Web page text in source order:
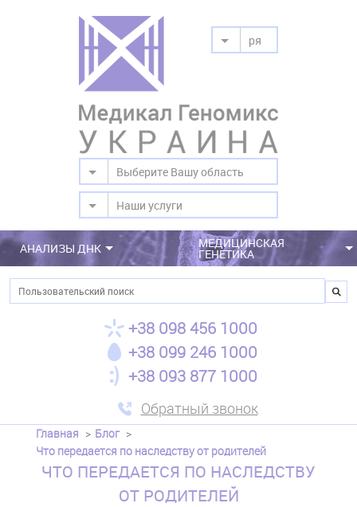
ря
Выберите Вашу область
Наши услуги
АНАЛИЗЫ ДНК МЕДИЦИНСКАЯ
ГЕНЕТИКА
Поиск
+38 098 456 1000
+38 099 246 1000
+38 093 877 1000
Обратный звонок
Главная
Блог
Что передается по наследству от родителей
ЧТО ПЕРЕДАЕТСЯ ПО НАСЛЕДСТВУ
ОТ РОДИТЕЛЕЙ